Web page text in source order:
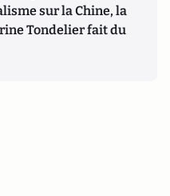
sur la Chine, la
Tondelier fait du